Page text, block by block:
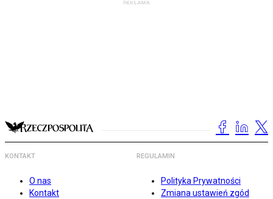
KONTAKT
O nas
Kontakt
REGULAMIN
Polityka Prywatności
Zmiana ustawień zgód